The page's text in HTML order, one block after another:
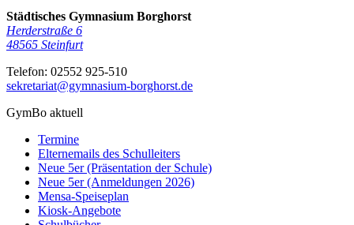
Städtisches Gymnasium Borghorst
Herderstraße 6
48565 Steinfurt
Telefon: 02552 925-510
sekretariat@gymnasium-borghorst.de
GymBo aktuell
Termine
Elternemails des Schulleiters
Neue 5er (Präsentation der Schule)
Neue 5er (Anmeldungen 2026)
Mensa-Speiseplan
Kiosk-Angebote